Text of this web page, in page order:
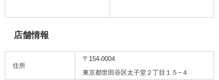
店舗情報
住所
〒154-0004
東京都世田谷区太子堂２丁目１５−４